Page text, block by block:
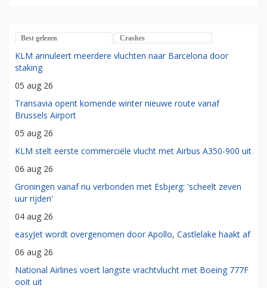
Best gelezen Crashes
KLM annuleert meerdere vluchten naar Barcelona door
staking
05 aug 26
Transavia opent komende winter nieuwe route vanaf
Brussels Airport
05 aug 26
KLM stelt eerste commerciële vlucht met Airbus A350-900 uit
06 aug 26
Groningen vanaf nu verbonden met Esbjerg: 'scheelt zeven
uur rijden'
04 aug 26
easyJet wordt overgenomen door Apollo, Castlelake haakt af
06 aug 26
National Airlines voert langste vrachtvlucht met Boeing 777F
ooit uit